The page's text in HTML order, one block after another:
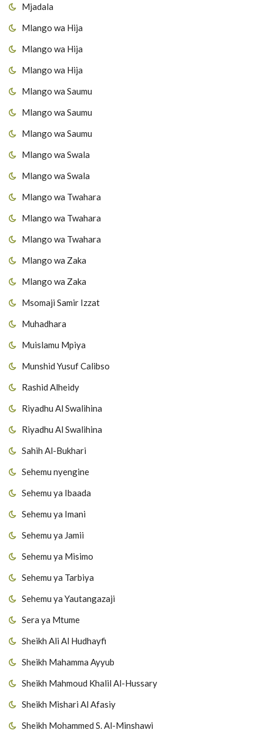
Mjadala
Mlango wa Hija
Mlango wa Hija
Mlango wa Hija
Mlango wa Saumu
Mlango wa Saumu
Mlango wa Saumu
Mlango wa Swala
Mlango wa Swala
Mlango wa Twahara
Mlango wa Twahara
Mlango wa Twahara
Mlango wa Zaka
Mlango wa Zaka
Msomaji Samir Izzat
Muhadhara
Muislamu Mpiya
Munshid Yusuf Calibso
Rashid Alheidy
Riyadhu Al Swalihina
Riyadhu Al Swalihina
Sahih Al-Bukhari
Sehemu nyengine
Sehemu ya Ibaada
Sehemu ya Imani
Sehemu ya Jamii
Sehemu ya Misimo
Sehemu ya Tarbiya
Sehemu ya Yautangazaji
Sera ya Mtume
Sheikh Ali Al Hudhayfi
Sheikh Mahamma Ayyub
Sheikh Mahmoud Khalil Al-Hussary
Sheikh Mishari Al Afasiy
Sheikh Mohammed S. Al-Minshawi